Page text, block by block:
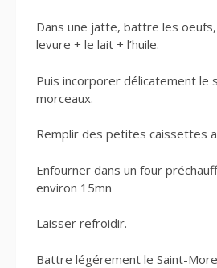
Dans une jatte, battre les
levure + le lait + l’huile.
Puis incorporer délicatement le
morceaux.
Remplir des petites caissettes
Enfourner dans un four
environ 15mn
Laisser refroidir.
Battre légérement le Saint-